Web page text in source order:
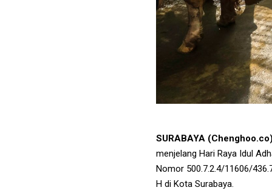
SURABAYA
menjelang Hari Raya Idul
Nomor 500.7.2.4/11606/
H di Kota Surabaya.